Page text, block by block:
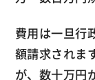
費用は一旦行
額請求されま
が、数十万円